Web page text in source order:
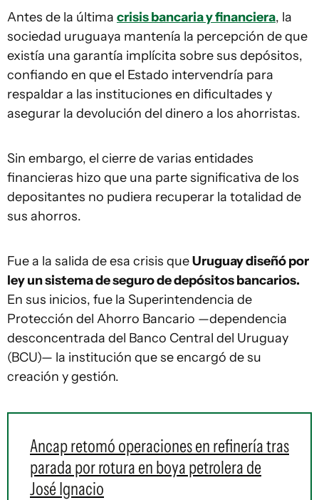
Antes de la última crisis bancaria y financiera, la
sociedad uruguaya mantenía la percepción de que
existía una garantía implícita sobre sus depósitos,
confiando en que el Estado intervendría para
respaldar a las instituciones en dificultades y
asegurar la devolución del dinero a los ahorristas.
Sin embargo, el cierre de varias entidades
financieras hizo que una parte significativa de los
depositantes no pudiera recuperar la totalidad de
sus ahorros.
Fue a la salida de esa crisis queUruguay diseñó por
ley un sistema de seguro de depósitos bancarios.
En sus inicios, fue la Superintendencia de
Protección del Ahorro Bancario —dependencia
desconcentrada del Banco Central del Uruguay
(BCU)— la institución que se encargó de su
creación y gestión.
Ancap retomó operaciones en refinería tras
parada por rotura en boya petrolera de
José Ignacio